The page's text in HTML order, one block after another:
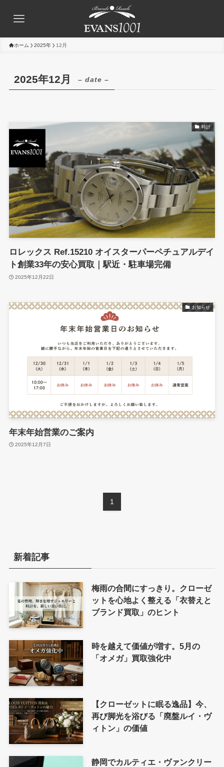
ホーム 2025年 12月
2025年12月 – date –
時計
ロレックス Ref.15210 オイスターパーペチュアルデイ
ト創業33年の安心買取｜駅近・駐車場完備
2025年12月22日
お知らせ
年末年始営業のご案内
2025年12月7日
1
新着記事
梅雨の合間にすっきり。クローゼ
ットを心地よく整える「衣替えと
ブランド買取」のヒント
時を越えて価値が増す。5月の
「オメガ」買取強化中
【クローゼットに眠る逸品】今、
再び脚光を浴びる「廃盤ルイ・ヴ
ィトン」の価値
静岡でカルティエ・ヴァンクリー